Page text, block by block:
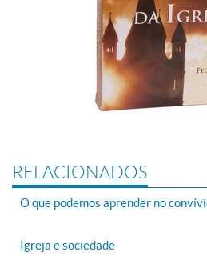
RELACIONADOS
O que podemos aprender no
Igreja e sociedade